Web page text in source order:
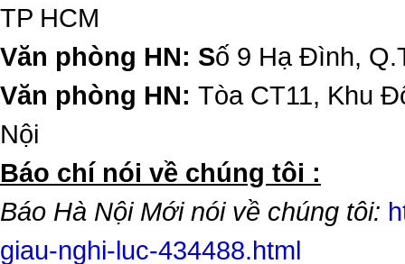
TP HCM
Văn phòng HN: Số 9 Hạ Đình,
Văn phòng HN: Tòa CT11, Khu
Nội
​Báo chí nói về chúng tôi :
Báo Hà Nội Mới nói về chúng tôi:
giau-nghi-luc-434488.html